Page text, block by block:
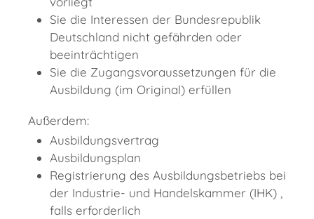
Sie die Interessen der Bundesrepublik
Deutschland nicht gefährden oder
beeinträchtigen
Sie die Zugangsvoraussetzungen für die
Ausbildung (im Original) erfüllen
Außerdem:
Ausbildungsvertrag
Ausbildungsplan
Registrierung des Ausbildungsbetriebs bei
der Industrie- und Handelskammer (IHK) ,
falls erforderlich